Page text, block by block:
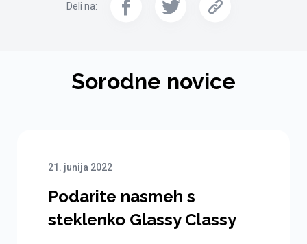
Deli na:
Sorodne novice
21. junija 2022
Podarite nasmeh s
steklenko Glassy Classy